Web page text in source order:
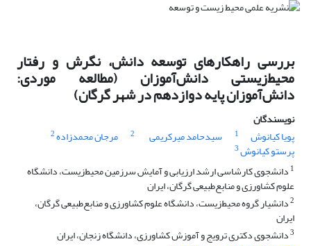
بررسی راهکارهای توسعه دانش، نگرش و رفتار
محیط‌‌زیستی دانش‌‌آموزان (مطالعه موردی:
دانش‌‌آموزان پایه دوازدهم در شهر گرگان)
نویسندگان
پویا کیانوش
1 سیدحامد میرکریمی 2 مرجان محمدزاده2
پرستو کیانوش3
1 دانشجوی کارشاسی ارشد ارزیابی و آمایش سرزمین محیط‌زیست، دانشگاه
علوم کشاورزی و منابع‌طبیعی گرگان، ایران
2دانشیار گروه محیط‌‌زیست، دانشگاه علوم کشاورزی و منابع‌طبیعی گرگان،
ایران
3دانشجوی دکتری ترویج و آموزش کشاورزی، دانشگاه زنجان، ایران